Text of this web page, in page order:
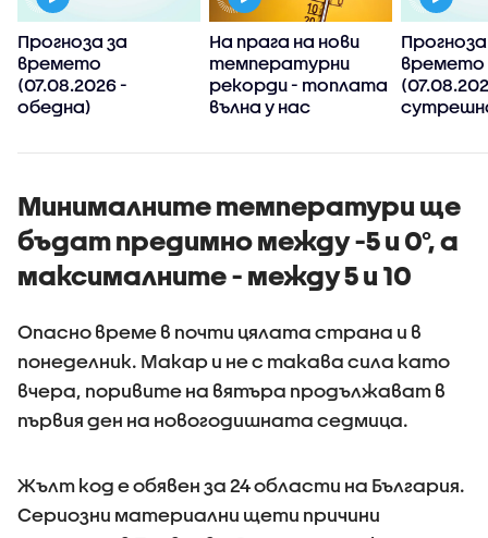
Прогноза за
времето
(07.08.2026 -
обедна)
На прага на нови
температурни
рекорди - топлата
вълна у нас
времето
Минималните температури ще
бъдат предимно между -5 и 0°, а
максималните - между 5 и 10
Опасно време в почти цялата страна и в
понеделник. Макар и не с такава сила като
вчера, поривите на вятъра продължават в
първия ден на новогодишната седмица.
Жълт код е обявен за 24 области на България.
Сериозни материални щети причини